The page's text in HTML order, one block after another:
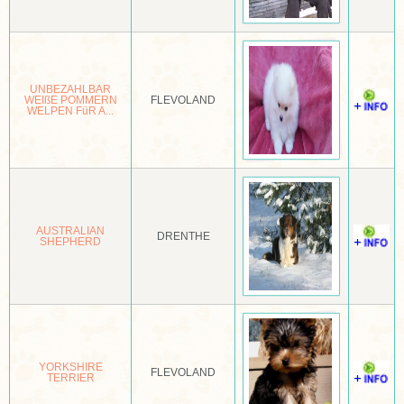
GROENLANDSE HOND
GROTE MÜNSTERLÄNDER
HEIDEWACHTEL
UNBEZAHLBAR
WEIßE POMMERN
WELPEN FüR A...
FLEVOLAND
AUSTRALIAN
SHEPHERD
DRENTHE
YORKSHIRE
TERRIER
FLEVOLAND